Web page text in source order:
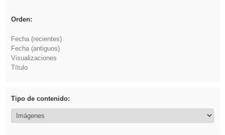
Orden:
Fecha (recientes)
Fecha (antiguos)
Visualizaciones
Título
Tipo de contenido: